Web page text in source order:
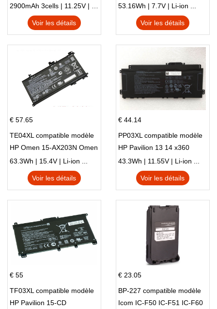
X540LA-SI302 X540SA
X540S
2900mAh 3cells | 11.25V | Li-ion ...
Voir les détails
HSTNN-DB8C 921438-855
TPN-I128
53.16Wh | 7.7V | Li-ion ...
Voir les détails
€ 57.65
TE04XL compatible modèle
HP Omen 15-AX203N Omen
15 Series Pavilion 15 Series
63.3Wh | 15.4V | Li-ion ...
Voir les détails
€ 44.14
PP03XL compatible modèle
HP Pavilion 13 14 x360
L83388-AC1 L83388-421
HSTNN-LB8S M01118-421
M01144-005 13-BB 14-DV
43.3Wh | 11.55V | Li-ion ...
Voir les détails
€ 55
TF03XL compatible modèle
HP Pavilion 15-CD
€ 23.05
BP-227 compatible modèle
Icom IC-F50 IC-F51 IC-F60